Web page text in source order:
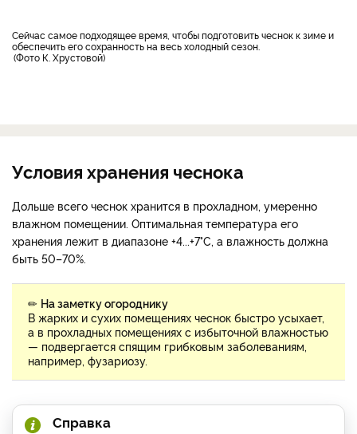
Сейчас самое подходящее время, чтобы подготовить чеснок к зиме и
обеспечить его сохранность на весь холодный сезон.
Фото К. Хрустовой
Условия хранения чеснока
Дольше всего чеснок хранится в прохладном, умеренно
влажном помещении. Оптимальная температура его
хранения лежит в диапазоне +4...+7°С, а влажность должна
быть 50–70%.
✏ На заметку огороднику
В жарких и сухих помещениях чеснок быстро усыхает,
а в прохладных помещениях с избыточной влажностью
— подвергается спящим грибковым заболеваниям,
например, фузариозу.
Справка